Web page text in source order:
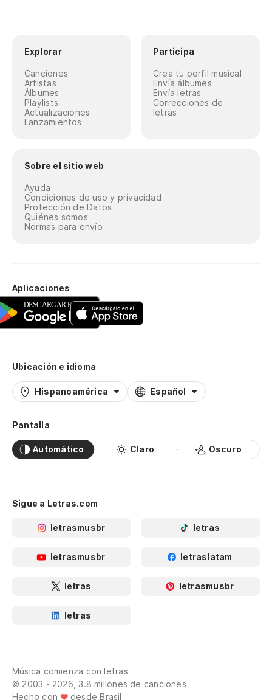
Explorar
Canciones
Artistas
Álbumes
Playlists
Actualizaciones
Lanzamientos
Participa
Crea tu perfil musical
Envía álbumes
Envía letras
Correcciones de
letras
Sobre el sitio web
Ayuda
Condiciones de uso y privacidad
Protección de Datos
Quiénes somos
Normas para envío
Aplicaciones
Ubicación e idioma
Hispanoamérica Español
Pantalla
Automático Claro Oscuro
Sigue a Letras.com
letrasmusbr letras
letrasmusbr letraslatam
letras letrasmusbr
letras
Música comienza con letras
© 2003 - 2026, 3.8 millones de canciones
Hecho con
desde Brasil